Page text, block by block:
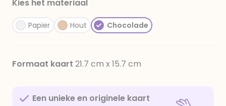
Kies het materiaal
Papier Hout Chocolade
Formaat kaart 21.7 cm x 15.7 cm
Een unieke en originele kaart